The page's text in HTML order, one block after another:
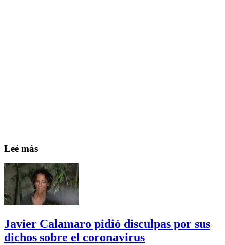
Leé más
Javier Calamaro pidió disculpas por sus
dichos sobre el coronavirus